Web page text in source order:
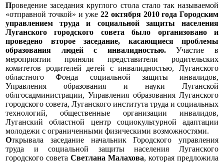
Проведение заседания круглого стола стало так называемой
«отправной точкой» и уже 22 октября 2010 года Городским
управлением труда и социальной защиты населения
Луганского городского совета было организовано и
проведено второе заседание, касающиеся проблемы
образования людей с инвалидностью.Участие в
мероприятии приняли представители родительских
комитетов родителей детей с инвалидностью, Луганского
областного Фонда социальной защиты инвалидов,
Управления образования и науки Луганской
облгосадминистрации, Управления образования Луганского
городского совета, Луганского института труда и социальных
технологий, общественные организации инвалидов,
Луганский областной центр социокультурной адаптации
молодежи с ограниченными физическими возможностями.
Открывала заседание начальник Городского управления
труда и социальной защиты населения Луганского
городского совета Светлана Малахова, которая предложила